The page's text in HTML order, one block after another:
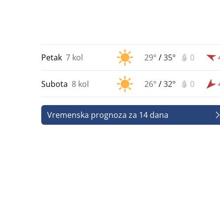
Petak 7 kol 29° /35° 0
Subota 8 kol 26° /32° 0
Vremenska prognoza za 14 dana